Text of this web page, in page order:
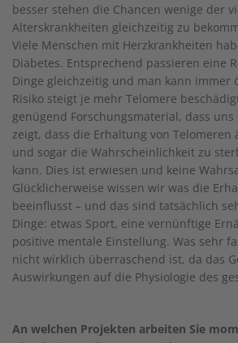
besser stehen die Chancen wenige der
Alterskrankheiten gleichzeitig zu
Viele Menschen mit Herzkrankheiten
Diabetes. Entsprechend passieren eine
Dinge gleichzeitig und man kann immer
Risiko steigt je mehr Telomere
genügend Forschungsmaterial, dass
zeigt, dass die Erhaltung von Telomeren
und sogar die Wahrscheinlichkeit zu
kann. Dies ist erwiesen und keine
Glücklicherweise wissen wir was die
beeinflusst – und das sind tatsächlich
Dinge: etwas Sport, eine vernünftige
positive mentale Einstellung. Was sehr
nicht wirklich überraschend ist, da das
Auswirkungen auf die Physiologie des
An welchen Projekten arbeiten Sie